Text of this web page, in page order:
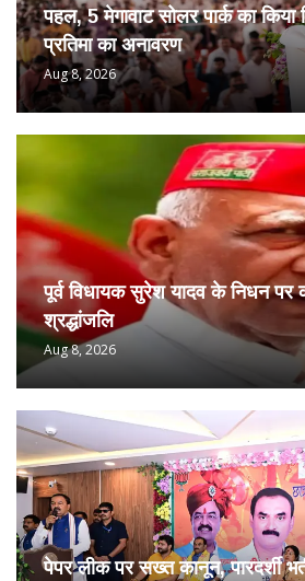
पहल, 5 मेगावाट सोलर पार्क का
प्रतिमा का अनावरण
Aug 8, 2026
पूर्व विधायक सुरेश यादव के निधन पर
श्रद्धांजलि
Aug 8, 2026
पेपर लीक पर सख्त कानून, पारदर्शी